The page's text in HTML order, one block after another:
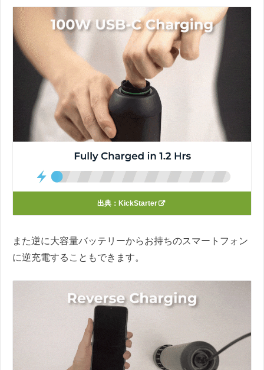
出典： KickStarter
また逆に大容量バッテリーからお持ちのスマートフォン
に逆充電することもできます。